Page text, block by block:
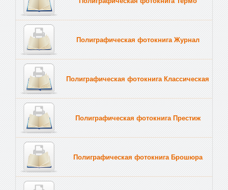
Полиграфическая фотокнига Журнал
Полиграфическая фотокнига Классическая
Полиграфическая фотокнига Престиж
Полиграфическая фотокнига Брошюра